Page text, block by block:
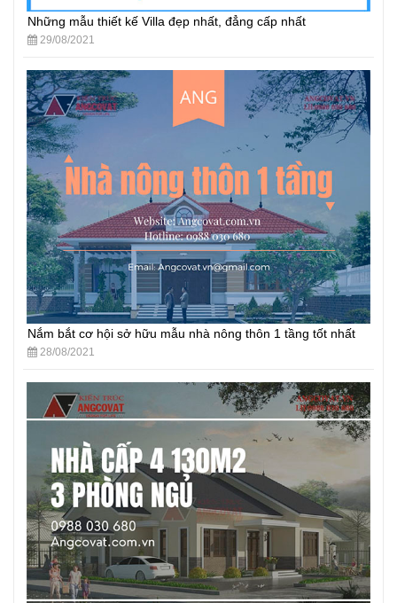
Những mẫu thiết kế Villa đẹp nhất, đẳng cấp nhất
29/08/2021
Nắm bắt cơ hội sở hữu mẫu nhà nông thôn 1 tầng tốt nhất
28/08/2021